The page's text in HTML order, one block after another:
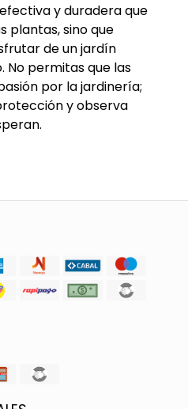
y duradera que
plantas, sino que
de un jardín
No permitas que las
por la jardinería;
y observa